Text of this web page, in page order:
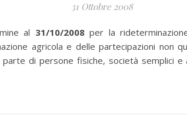
31 Ottobre 2008
al 31/10/2008per la
agricola e delle partecipazioni non
di persone fisiche, società semplici e